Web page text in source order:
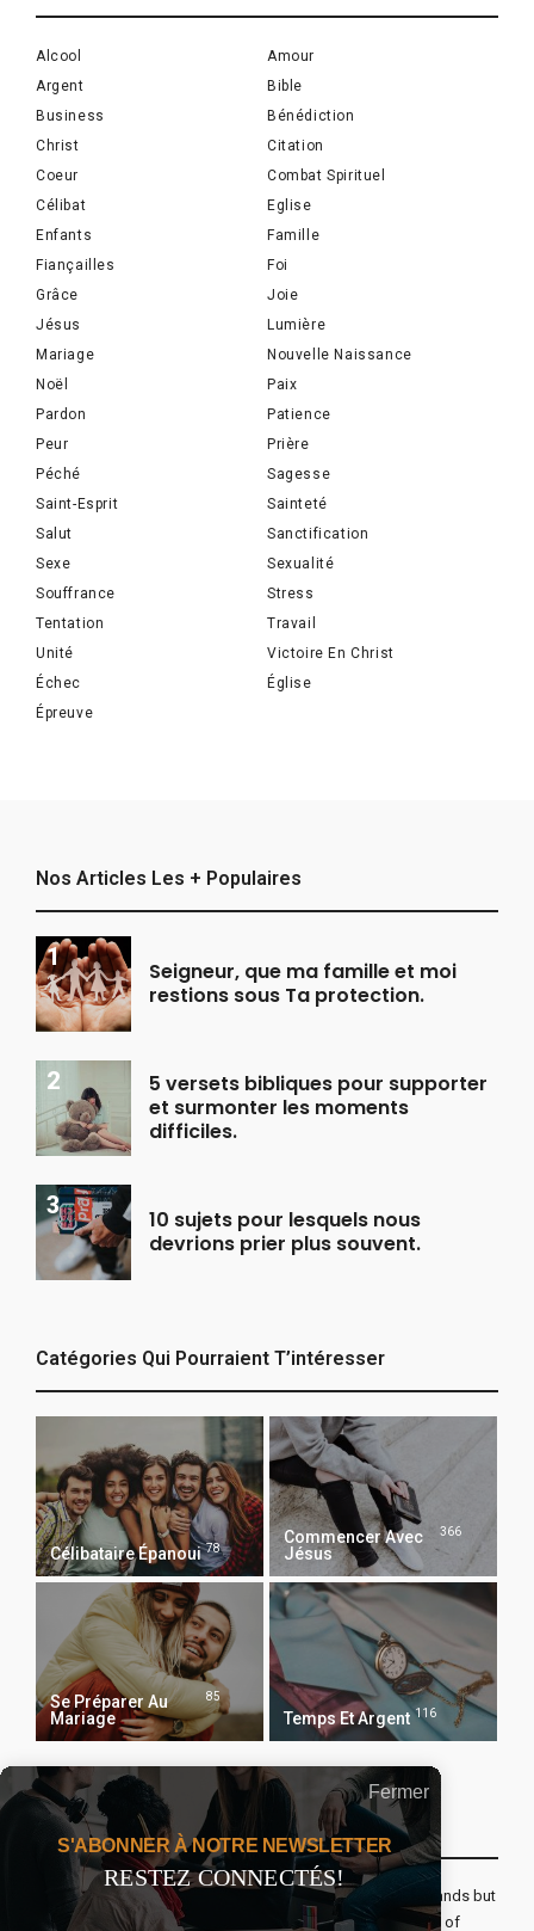
Alcool
Amour
Argent
Bible
Business
Bénédiction
Christ
Citation
Coeur
Combat Spirituel
Célibat
Eglise
Enfants
Famille
Fiançailles
Foi
Grâce
Joie
Jésus
Lumière
Mariage
Nouvelle Naissance
Noël
Paix
Pardon
Patience
Peur
Prière
Péché
Sagesse
Saint-Esprit
Sainteté
Salut
Sanctification
Sexe
Sexualité
Souffrance
Stress
Tentation
Travail
Unité
Victoire En Christ
Échec
Église
Épreuve
Nos Articles Les + Populaires
Seigneur, que ma famille et moi
restions sous Ta protection.
5 versets bibliques pour supporter
et surmonter les moments
difficiles.
10 sujets pour lesquels nous
devrions prier plus souvent.
Catégories Qui Pourraient T’intéresser
Célibataire Épanoui 78
Commencer Avec
Jésus
366
Se Préparer Au
Mariage
85
Temps Et Argent 116
Recevoir Notre Newsletter Chaque Matin
The real voyage of discovery consists not in seeking new lands but
seeing with new eyes. All journeys have secret destinations of
Fermer
S'ABONNER À NOTRE NEWSLETTER
RESTEZ CONNECTÉS!